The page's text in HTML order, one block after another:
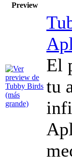
Preview
El
tu